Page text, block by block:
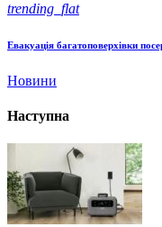
trending_flat
Евакуація багатоповерхівки
Новини
Наступна